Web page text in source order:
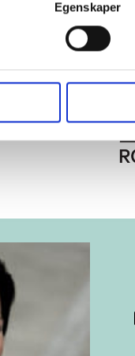
hvordan dine
trekke tilbake ditt
dessuten
analysearbeid, som
gjennom din bruk
Egenskaper